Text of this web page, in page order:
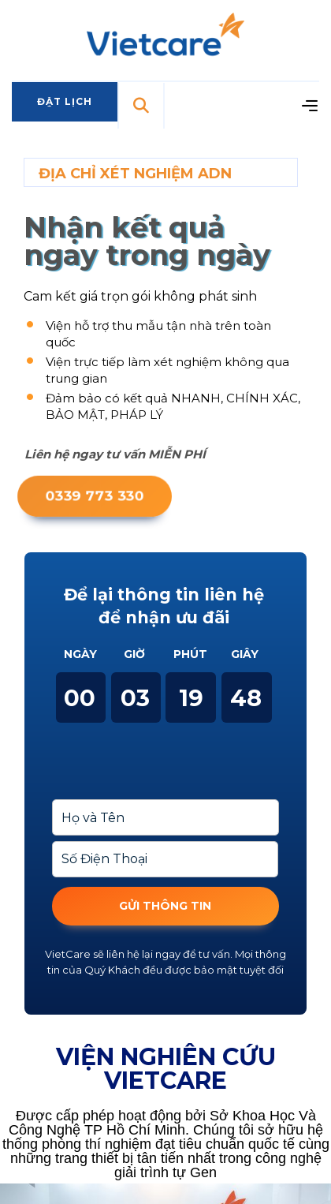
ĐẶT LỊCH
ĐỊA CHỈ XÉT NGHIỆM ADN
Viện hỗ trợ thu mẫu tận nhà trên toàn
quốc
Viện trực tiếp làm xét nghiệm không qua
trung gian
Đảm bảo có kết quả NHANH, CHÍNH XÁC,
BẢO MẬT, PHÁP LÝ
0339 773 330
Liên hệ ngay tư vấn MIỄN PHÍ
Cam kết giá trọn gói không phát sinh
Nhận kết quả
ngay trong ngày
Để lại thông tin liên hệ
để nhận ưu đãi
NGÀY GIỜ GIÂY
PHÚT
00 03 19 47
GỬI THÔNG TIN
VietCare sẽ liên hệ lại ngay để tư vấn. Mọi thông
tin của Quý Khách đều được bảo mật tuyệt đối
VIỆN NGHIÊN CỨU
VIETCARE
Được cấp phép hoạt động bởi Sở Khoa Học Và
Công Nghệ TP Hồ Chí Minh. Chúng tôi sở hữu hệ
thống phòng thí nghiệm đạt tiêu chuẩn quốc tế cùng
những trang thiết bị tân tiến nhất trong công nghệ
giải trình tự Gen